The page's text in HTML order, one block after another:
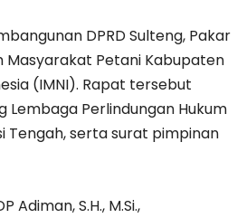
DPRD Sulteng, Pakar
Masyarakat Petani Kabupaten
(IMNI). Rapat tersebut
Perlindungan Hukum
Tengah, serta surat pimpinan
S.H., M.Si.,